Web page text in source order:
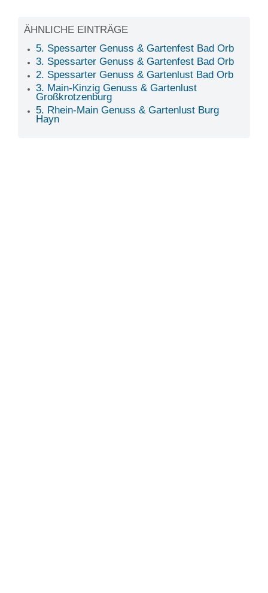
ÄHNLICHE EINTRÄGE
5. Spessarter Genuss & Gartenfest Bad Orb
3. Spessarter Genuss & Gartenfest Bad Orb
2. Spessarter Genuss & Gartenlust Bad Orb
3. Main-Kinzig Genuss & Gartenlust
Großkrotzenburg
5. Rhein-Main Genuss & Gartenlust Burg
Hayn